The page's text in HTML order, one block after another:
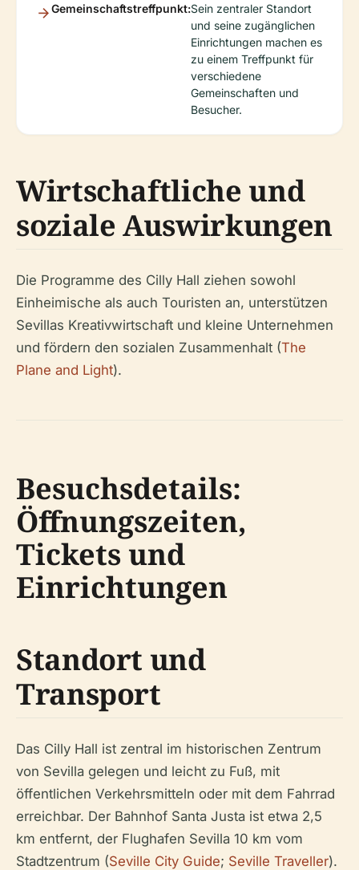
Gemeinschaftstreffpunkt:Sein zentraler Standort
und seine zugänglichen
Einrichtungen machen es
zu einem Treffpunkt für
verschiedene
Gemeinschaften und
Besucher.
Wirtschaftliche und
soziale Auswirkungen
Die Programme des Cilly Hall ziehen sowohl
Einheimische als auch Touristen an, unterstützen
Sevillas Kreativwirtschaft und kleine Unternehmen
und fördern den sozialen Zusammenhalt (The
Plane and Light).
Besuchsdetails:
Öffnungszeiten,
Tickets und
Einrichtungen
Standort und
Transport
Das Cilly Hall ist zentral im historischen Zentrum
von Sevilla gelegen und leicht zu Fuß, mit
öffentlichen Verkehrsmitteln oder mit dem Fahrrad
erreichbar. Der Bahnhof Santa Justa ist etwa 2,5
km entfernt, der Flughafen Sevilla 10 km vom
Stadtzentrum (Seville City Guide; Seville Traveller).